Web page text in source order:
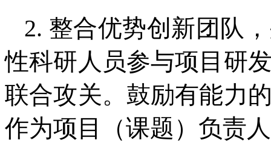
2. 整合优势创新团队
性科研人员参与项目研
联合攻关。鼓励有能力
作为项目（课题）负责